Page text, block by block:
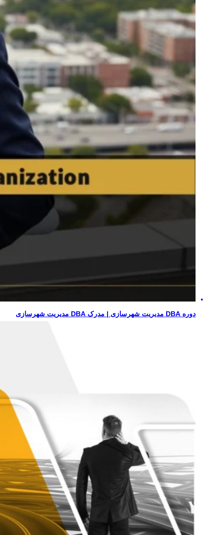
دوره DBA مدیریت شهرسازی | مدرک DBA مدیریت شهرسازی